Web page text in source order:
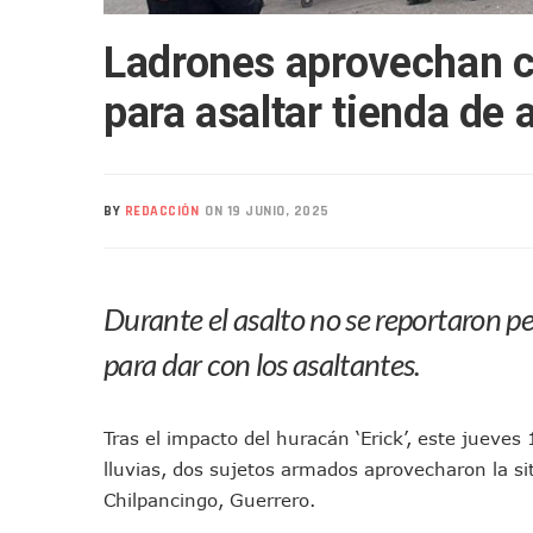
Nuevo Transporte Eléctrico
En Vallarta, Todos Los
Lluvias Y Oleaje Elevado
Pancho López; En La Mira
Citan A Siete Integrantes
IMSS Invierte 12.6 MDP
Accidente En Un RZR,
Este Viernes, Lemus
Ladrones aprovechan
para asaltar tienda de
BY REDACCIÓN ON 19 JUNIO, 2025
Durante el asalto no se reportaron
para dar con los asaltantes.
Tras el impacto del huracán ‘Erick’, este
lluvias, dos sujetos armados aprovecharon la
Chilpancingo, Guerrero.